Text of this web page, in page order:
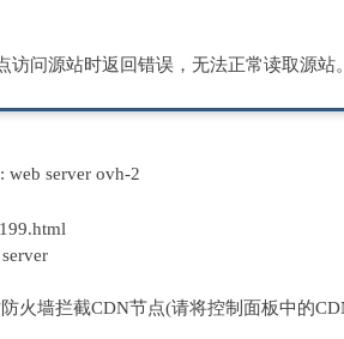
访问源站时返回错误，无法正常读取源站。
web server ovh-2
火墙拦截CDN节点(请将控制面板中的